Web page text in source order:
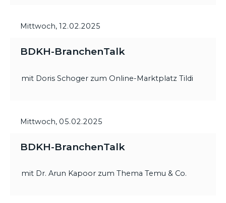
Mittwoch, 12.02.2025
BDKH-BranchenTalk
mit Doris Schoger zum Online-Marktplatz Tildi
Mittwoch, 05.02.2025
BDKH-BranchenTalk
mit Dr. Arun Kapoor zum Thema Temu & Co.